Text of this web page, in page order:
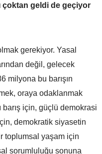
çoktan geldi de geçiyor
gerekiyor. Yasal
değil, gelecek
milyona bu barışın
oraya odaklanmak
barış için, güçlü demokrasi
demokratik siyasetin
toplumsal yaşam için
sorumluluğu sonuna